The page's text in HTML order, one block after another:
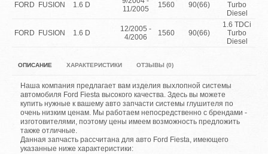
FORD FUSION 1.6 D
11/2005
1560 90(66)
Turbo
Diesel
FORD FUSION 1.6 D
12/2005 -
4/2006
1560 90(66)
1.6 TDCi
Turbo
Diesel
ОПИСАНИЕ ХАРАКТЕРИСТИКИ ОТЗЫВЫ (0)
Наша компания предлагает вам изделия выхлопной системы
автомобиля Ford Fiesta высокого качества. Здесь вы можете
купить нужные к вашему авто запчасти системы глушителя по
очень низким ценам. Мы работаем непосредственно с брендами -
изготовителями, поэтому цены имеем возможность предложить
также отличные.
Данная запчасть рассчитана для авто Ford Fiesta, имеющего
указанные ниже характеристики: